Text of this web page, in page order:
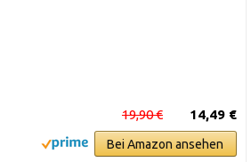
14,49 €
19,90 €
Bei Amazon ansehen